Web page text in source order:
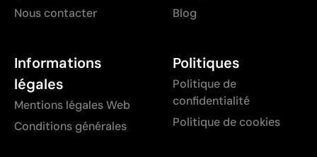
Nous contacter
Blog
Informations
légales
Mentions légales Web
Conditions générales
Politiques
Politique de
confidentialité
Politique de cookies